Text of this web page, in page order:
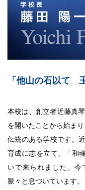
「他山の石以て
本校は、創立者近藤真
を開いたことから始ま
伝統のある学校です。
育成に志を立て、「和
いで来られました。今
脈々と息づいています。